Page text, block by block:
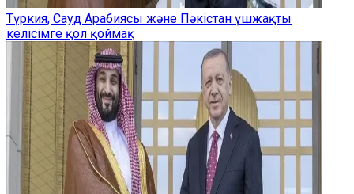
Түркия, Сауд Арабиясы және Пәкістан үшжақты
келісімге қол қоймақ